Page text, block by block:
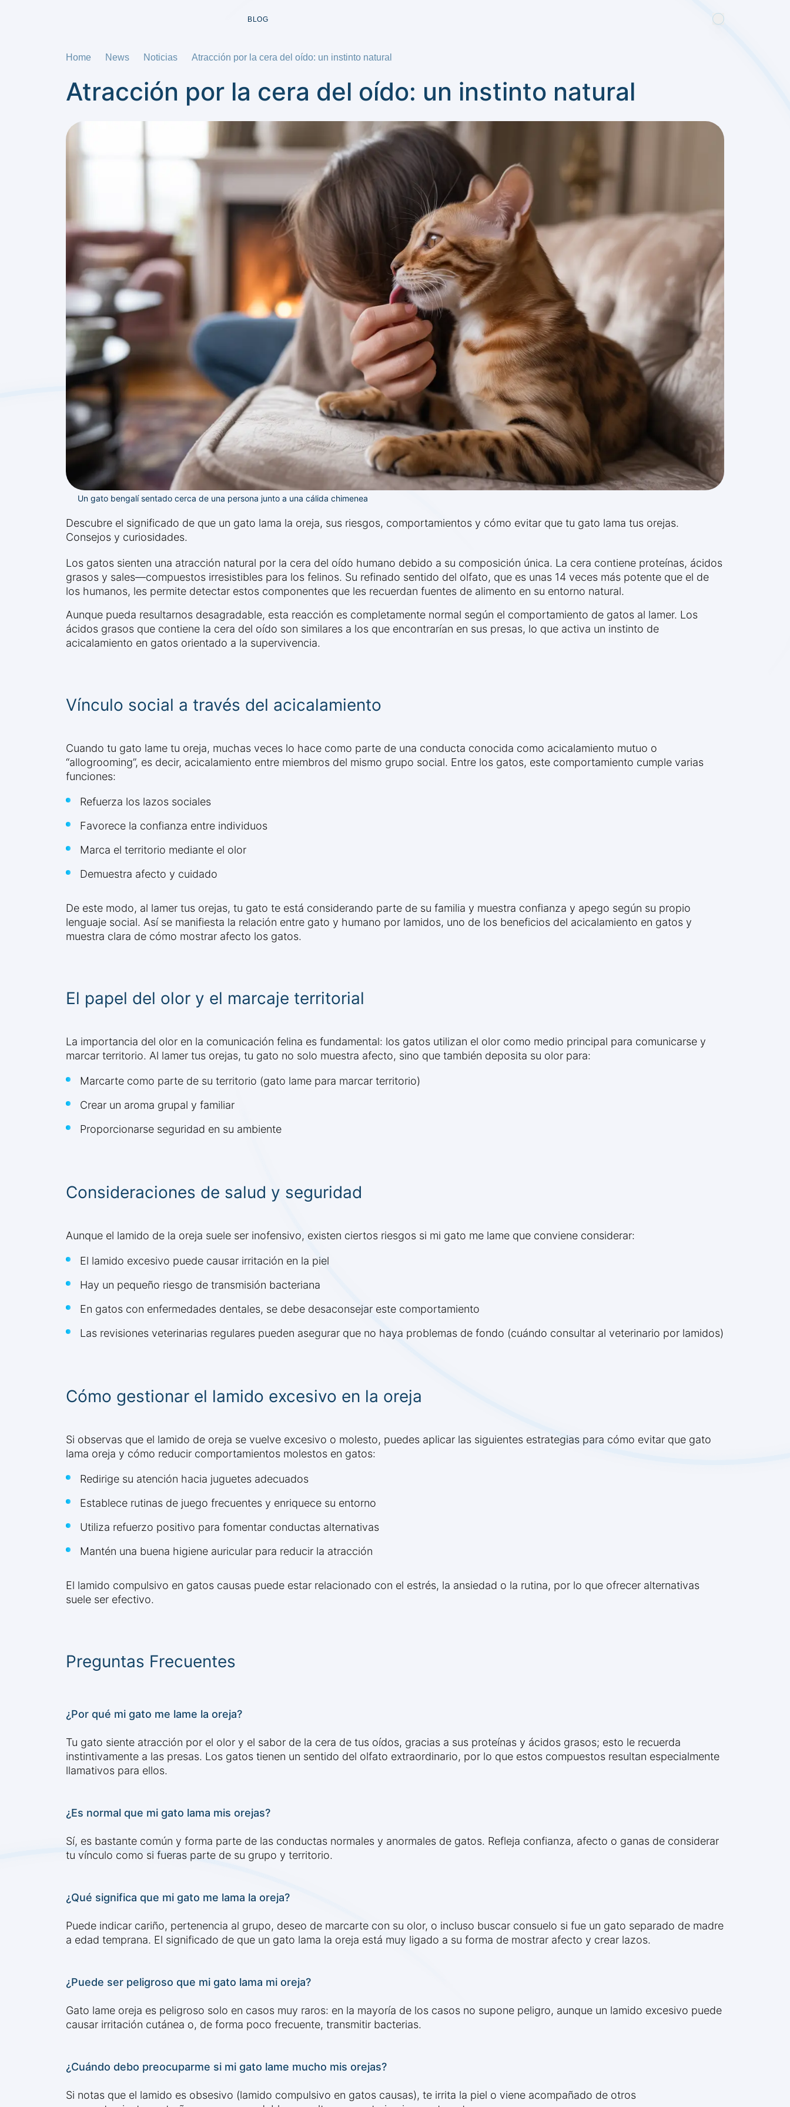
BLOG
Home News Noticias Atracción por la cera del oído: un instinto natural
Atracción por la cera del oído: un instinto natural
Un gato bengalí sentado cerca de una persona junto a una cálida chimenea
Descubre el significado de que un gato lama la oreja, sus riesgos, comportamientos y cómo evitar que tu gato lama tus orejas.
Consejos y curiosidades.
Los gatos sienten una atracción natural por la cera del oído humano debido a su composición única. La cera contiene proteínas, ácidos
grasos y sales—compuestos irresistibles para los felinos. Su refinado sentido del olfato, que es unas 14 veces más potente que el de
los humanos, les permite detectar estos componentes que les recuerdan fuentes de alimento en su entorno natural.
Aunque pueda resultarnos desagradable, esta reacción es completamente normal según el comportamiento de gatos al lamer. Los
ácidos grasos que contiene la cera del oído son similares a los que encontrarían en sus presas, lo que activa un instinto de
acicalamiento en gatos orientado a la supervivencia.
Vínculo social a través del acicalamiento
Cuando tu gato lame tu oreja, muchas veces lo hace como parte de una conducta conocida como acicalamiento mutuo o
“allogrooming”, es decir, acicalamiento entre miembros del mismo grupo social. Entre los gatos, este comportamiento cumple varias
funciones:
Refuerza los lazos sociales
Favorece la confianza entre individuos
Marca el territorio mediante el olor
Demuestra afecto y cuidado
De este modo, al lamer tus orejas, tu gato te está considerando parte de su familia y muestra confianza y apego según su propio
lenguaje social. Así se manifiesta la relación entre gato y humano por lamidos, uno de los beneficios del acicalamiento en gatos y
muestra clara de cómo mostrar afecto los gatos.
El papel del olor y el marcaje territorial
La importancia del olor en la comunicación felina es fundamental: los gatos utilizan el olor como medio principal para comunicarse y
marcar territorio. Al lamer tus orejas, tu gato no solo muestra afecto, sino que también deposita su olor para:
Marcarte como parte de su territorio (gato lame para marcar territorio)
Crear un aroma grupal y familiar
Proporcionarse seguridad en su ambiente
Consideraciones de salud y seguridad
Aunque el lamido de la oreja suele ser inofensivo, existen ciertos riesgos si mi gato me lame que conviene considerar:
El lamido excesivo puede causar irritación en la piel
Hay un pequeño riesgo de transmisión bacteriana
En gatos con enfermedades dentales, se debe desaconsejar este comportamiento
Las revisiones veterinarias regulares pueden asegurar que no haya problemas de fondo (cuándo consultar al veterinario por lamidos)
Cómo gestionar el lamido excesivo en la oreja
Si observas que el lamido de oreja se vuelve excesivo o molesto, puedes aplicar las siguientes estrategias para cómo evitar que gato
lama oreja y cómo reducir comportamientos molestos en gatos:
Redirige su atención hacia juguetes adecuados
Establece rutinas de juego frecuentes y enriquece su entorno
Utiliza refuerzo positivo para fomentar conductas alternativas
Mantén una buena higiene auricular para reducir la atracción
El lamido compulsivo en gatos causas puede estar relacionado con el estrés, la ansiedad o la rutina, por lo que ofrecer alternativas
suele ser efectivo.
Preguntas Frecuentes
¿Por qué mi gato me lame la oreja?
Tu gato siente atracción por el olor y el sabor de la cera de tus oídos, gracias a sus proteínas y ácidos grasos; esto le recuerda
instintivamente a las presas. Los gatos tienen un sentido del olfato extraordinario, por lo que estos compuestos resultan especialmente
llamativos para ellos.
¿Es normal que mi gato lama mis orejas?
Sí, es bastante común y forma parte de las conductas normales y anormales de gatos. Refleja confianza, afecto o ganas de considerar
tu vínculo como si fueras parte de su grupo y territorio.
¿Qué significa que mi gato me lama la oreja?
Puede indicar cariño, pertenencia al grupo, deseo de marcarte con su olor, o incluso buscar consuelo si fue un gato separado de madre
a edad temprana. El significado de que un gato lama la oreja está muy ligado a su forma de mostrar afecto y crear lazos.
¿Puede ser peligroso que mi gato lama mi oreja?
Gato lame oreja es peligroso solo en casos muy raros: en la mayoría de los casos no supone peligro, aunque un lamido excesivo puede
causar irritación cutánea o, de forma poco frecuente, transmitir bacterias.
¿Cuándo debo preocuparme si mi gato lame mucho mis orejas?
Si notas que el lamido es obsesivo (lamido compulsivo en gatos causas), te irrita la piel o viene acompañado de otros